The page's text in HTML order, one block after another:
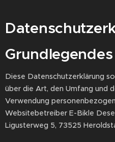
Grundlegendes
Diese Datenschutzerklärung
über die Art, den Umfang und
Verwendung
Websitebetreiber E-Bikle
Ligusterweg 5, 73525